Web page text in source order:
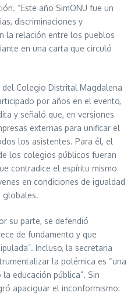
“Este año SimONU fue un
discriminaciones y
la relación entre los pueblos
en una carta que circuló
Colegio Distrital Magdalena
por años en el evento,
y señaló que, en versiones
externas para unificar el
los asistentes. Para él, el
los colegios públicos fueran
contradice el espíritu mismo
en condiciones de igualdad
globales.
su parte, se defendió
de fundamento y que
Incluso, la secretaria
la polémica es “una
educación pública”. Sin
apaciguar el inconformismo: